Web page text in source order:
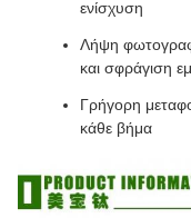
ενίσχυση
Λήψη
και σφράγιση
Γρήγορη
κάθε βήμα